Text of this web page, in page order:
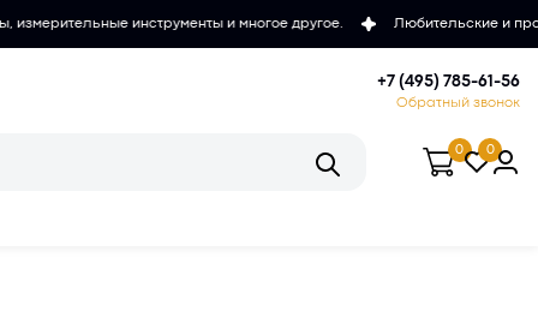
и многое другое. Любительские и проффесиональные
+7 (495) 785-61-56
Обратный звонок
0 0